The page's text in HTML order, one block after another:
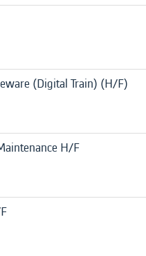
(Digital Train) (H/F)
H/F